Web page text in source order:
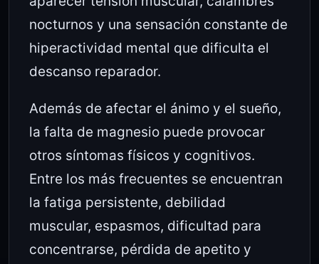
nocturnos y una sensación constante de
hiperactividad mental que dificulta el
descanso reparador.
Además de afectar el ánimo y el sueño,
la falta de magnesio puede provocar
otros síntomas físicos y cognitivos.
Entre los más frecuentes se encuentran
la fatiga persistente, debilidad
muscular, espasmos, dificultad para
concentrarse, pérdida de apetito y